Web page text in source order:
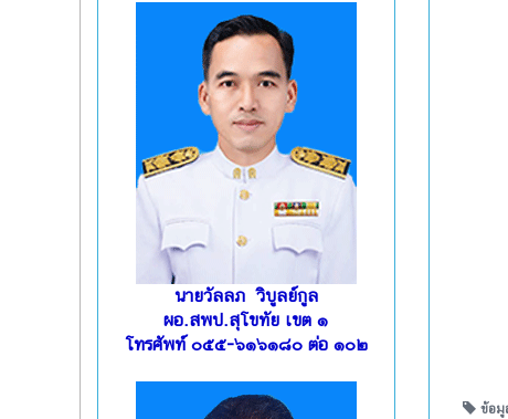
นายวัลลภ วิบูลย์กูล
ผอ.สพป.สุโขทัย เขต ๑
โทรศัพท์ ๐๕๕-๖๑๖๑๘๐ ต่อ ๑๐๒
ข้อมู